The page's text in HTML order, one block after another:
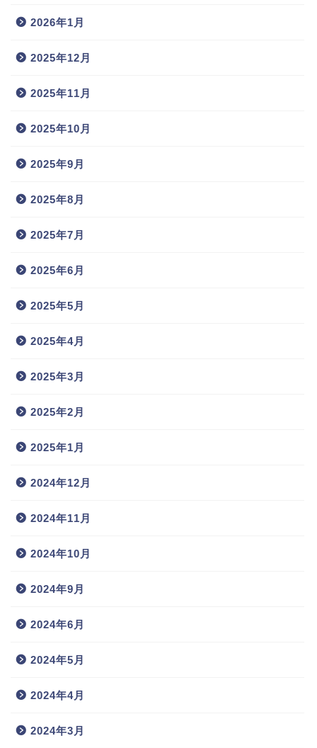
2026年1月
2025年12月
2025年11月
2025年10月
2025年9月
2025年8月
2025年7月
2025年6月
2025年5月
2025年4月
2025年3月
2025年2月
2025年1月
2024年12月
2024年11月
2024年10月
2024年9月
2024年6月
2024年5月
2024年4月
2024年3月